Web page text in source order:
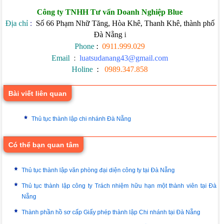
Công ty TNHH Tư vấn Doanh Nghiệp Blue
Địa chỉ: Số 66 Phạm Nhữ Tăng, Hòa Khê, Thanh Khê, thành phố
Đà Nẵng i
Phone : 0911.999.029
Email : luatsudanang43@gmail.com
Holine : 0989.347.858
Bài viết liên quan
Thủ tục thành lập chi nhánh Đà Nẵng
Có thể bạn quan tâm
Thủ tục thành lập văn phòng đại diện công ty tại Đà Nẵng
Thủ tục thành lập công ty Trách nhiệm hữu hạn một thành viên tại Đà
Nẵng
Thành phần hồ sơ cấp Giấy phép thành lập Chi nhánh tại Đà Nẵng